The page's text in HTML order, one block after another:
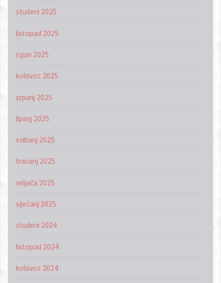
studeni 2025
listopad 2025
rujan 2025
kolovoz 2025
srpanj 2025
lipanj 2025
svibanj 2025
travanj 2025
veljača 2025
siječanj 2025
studeni 2024
listopad 2024
kolovoz 2024